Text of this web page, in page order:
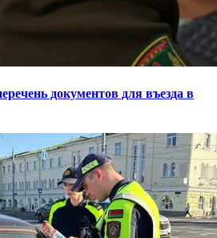
документов для въезда в